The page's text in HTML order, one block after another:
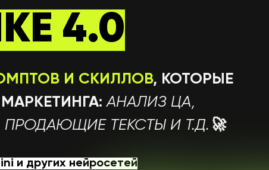
и других нейросетей
И СКИЛЛОВ, КОТОРЫЕ
АНАЛИЗ ЦА,
ТЕКСТЫ И Т.Д. 🚀
4.0